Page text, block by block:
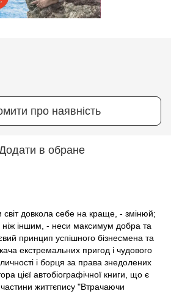
про наявність
в обране
світ довкола себе на краще, - змінюй;
ніж іншим, - неси максимум добра та
принцип успішного бізнесмена та
екстремальних пригод і чудового
і борця за права знедолених
цієї автобіографічної книги, що є
життєпису "Втрачаючи